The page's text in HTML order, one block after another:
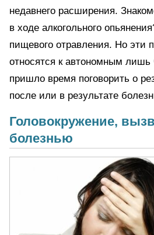
недавнего расширения.
в ходе алкогольного
пищевого отравления. Но эти
относятся к автономным лишь
пришло время поговорить о
после или в результате
Головокружение,
болезнью